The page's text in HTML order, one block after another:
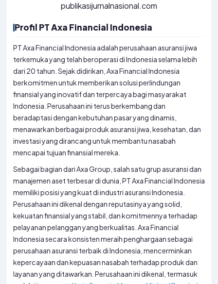
publikasijurnalnasional.com
Profil PT Axa Financial Indonesia
PT Axa Financial Indonesia adalah perusahaan asuransi jiwa
terkemuka yang telah beroperasi di Indonesia selama lebih
dari 20 tahun. Sejak didirikan, Axa Financial Indonesia
berkomitmen untuk memberikan solusi perlindungan
finansial yang inovatif dan terpercaya bagi masyarakat
Indonesia. Perusahaan ini terus berkembang dan
beradaptasi dengan kebutuhan pasar yang dinamis,
menawarkan berbagai produk asuransi jiwa, kesehatan, dan
investasi yang dirancang untuk membantu nasabah
mencapai tujuan finansial mereka.
Sebagai bagian dari Axa Group, salah satu grup asuransi dan
manajemen aset terbesar di dunia, PT Axa Financial Indonesia
memiliki posisi yang kuat di industri asuransi Indonesia.
Perusahaan ini dikenal dengan reputasinya yang solid,
kekuatan finansial yang stabil, dan komitmennya terhadap
pelayanan pelanggan yang berkualitas. Axa Financial
Indonesia secara konsisten meraih penghargaan sebagai
perusahaan asuransi terbaik di Indonesia, mencerminkan
kepercayaan dan kepuasan nasabah terhadap produk dan
layanan yang ditawarkan. Perusahaan ini dikenal, termasuk